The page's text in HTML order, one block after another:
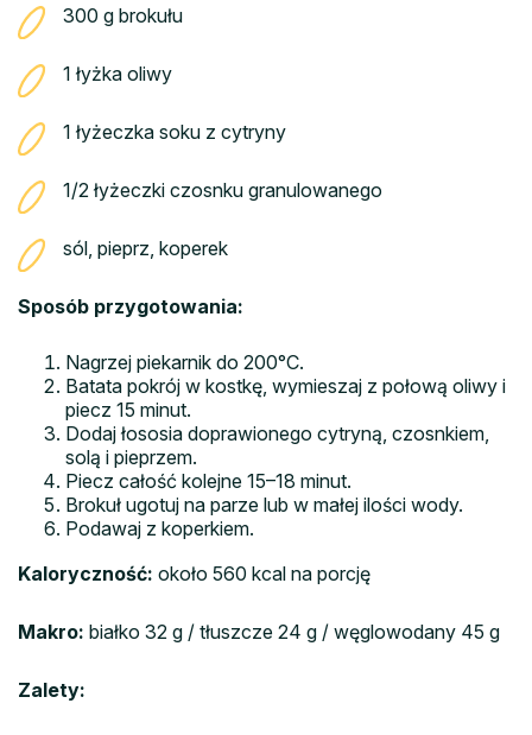
300 g brokułu
1 łyżka oliwy
1 łyżeczka soku z cytryny
1/2 łyżeczki czosnku granulowanego
sól, pieprz, koperek
Sposób przygotowania:
Nagrzej piekarnik do 200°C.
Batata pokrój w kostkę, wymieszaj z połową oliwy i
piecz 15 minut.
Dodaj łososia doprawionego cytryną, czosnkiem,
solą i pieprzem.
Piecz całość kolejne 15–18 minut.
Brokuł ugotuj na parze lub w małej ilości wody.
Podawaj z koperkiem.
Kaloryczność: około 560 kcal na porcję
Makro: białko 32 g / tłuszcze 24 g / węglowodany 45 g
Zalety: